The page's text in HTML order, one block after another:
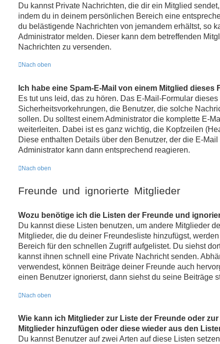
Du kannst Private Nachrichten, die dir ein Mitglied
indem du in deinem persönlichen Bereich eine
du belästigende Nachrichten von jemandem erhältst, so
Administrator melden. Dieser kann dem betreffenden
Nachrichten zu versenden.
Nach oben
Ich habe eine Spam-E-Mail von einem Mitglied dieses
Es tut uns leid, das zu hören. Das E-Mail-Formular
Sicherheitsvorkehrungen, die Benutzer, die solche
sollen. Du solltest einem Administrator die komplette E-
weiterleiten. Dabei ist es ganz wichtig, die Kopfzeilen
Diese enthalten Details über den Benutzer, der die E-
Administrator kann dann entsprechend reagieren.
Nach oben
Freunde und ignorierte Mitglieder
Wozu benötige ich die Listen der Freunde und
Du kannst diese Listen benutzen, um andere Mitglieder
Mitglieder, die du deiner Freundesliste hinzufügst,
Bereich für den schnellen Zugriff aufgelistet. Du siehst
kannst ihnen schnell eine Private Nachricht senden.
verwendest, können Beiträge deiner Freunde auch
einen Benutzer ignorierst, dann siehst du seine Beiträge
Nach oben
Wie kann ich Mitglieder zur Liste der Freunde oder
Mitglieder hinzufügen oder diese wieder aus den
Du kannst Benutzer auf zwei Arten auf diese Listen